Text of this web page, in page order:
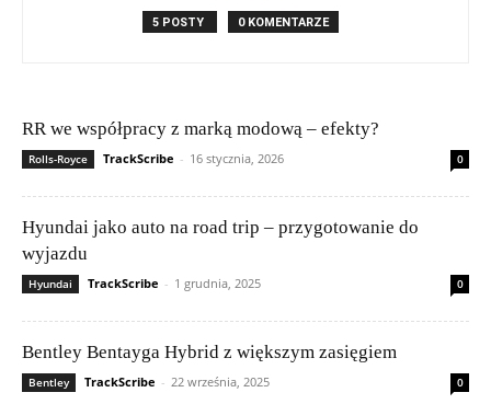
5 POSTY 0 KOMENTARZE
RR we współpracy z marką modową – efekty?
Rolls-Royce TrackScribe - 16 stycznia, 2026 0
Hyundai jako auto na road trip – przygotowanie do
wyjazdu
Hyundai TrackScribe - 1 grudnia, 2025 0
Bentley Bentayga Hybrid z większym zasięgiem
Bentley TrackScribe - 22 września, 2025 0